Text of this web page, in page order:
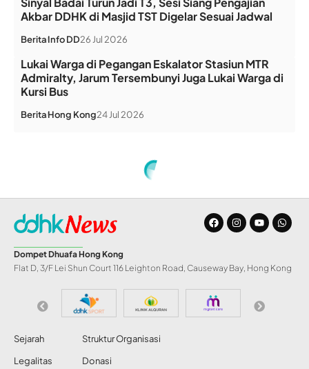
Akbar DDHK di Masjid TST Digelar Sesuai Jadwal
BeritaInfo DD26 Jul 2026
Lukai Warga di Pegangan Eskalator Stasiun MTR
Admiralty, Jarum Tersembunyi Juga Lukai Warga di
Kursi Bus
BeritaHong Kong24 Jul 2026
Dompet Dhuafa Hong Kong
Flat D, 3/F Lei Shun Court 116 Leighton Road, Causeway Bay, Hong Kong
Sejarah
Legalitas
Struktur Organisasi
Donasi